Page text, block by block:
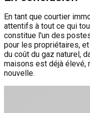
En tant que courtier
attentifs à tout ce qui
constitue l'un des
pour les propriétaires,
du coût du gaz naturel,
maisons est déjà élevé,
nouvelle.